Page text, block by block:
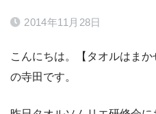
2014年11月28日
こんにちは。【タオルはま
の寺田です。